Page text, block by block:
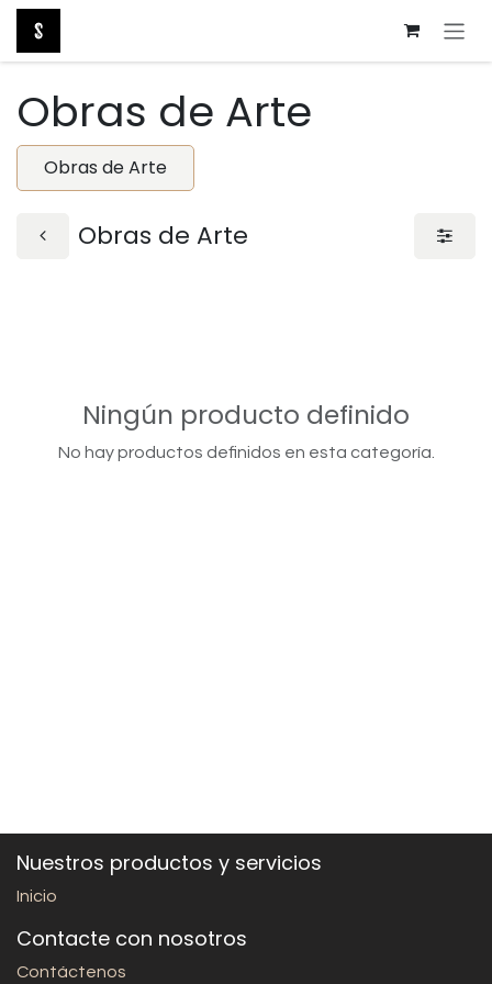
Ir al contenido
Obras de Arte
Obras de Arte
Obras de Arte
Ningún producto definido
No hay productos definidos en esta categoría.
Nuestros productos y servicios
Inicio
Contacte con nosotros
Contáctenos